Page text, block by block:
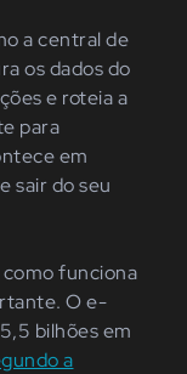
a central de
os dados do
e roteia a
para
em
sair do seu
funciona
O e-
bilhões em
a